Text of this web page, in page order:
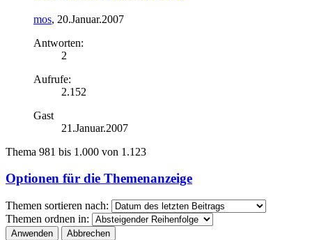
mos, 20.Januar.2007
Antworten:
2
Aufrufe:
2.152
Gast
21.Januar.2007
Thema 981 bis 1.000 von 1.123
Optionen für die Themenanzeige
Themen sortieren nach:
Themen ordnen in: